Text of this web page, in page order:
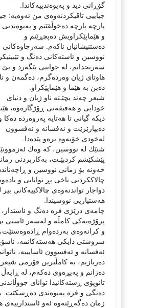
گۆڕانی دید و پەیوەندییەكاندا.
جیاییی تاقیكردنەوەی من ئەوەیە:
پارچە پارچە دەخوڵقێنم و پەیوەندیی
و هێماپێكراویش دەپچڕێنم و
دەستنیشانیان ناكەم. سەرچاوەكانی
نووسین و ئاستەكانی دەنگ و
سەرنجدانم، لە جوانیی بێگەرد و بێ
هاوتای ژیان وەردەگرم، دەگمەن و
دەبن بە هێما و هێماپێكراو.
شیعر چەند بچێـتە ناو ژیان و دنیای
خودایی و هەقیقەتی ڕۆژگارەوە،
دیكە گیانی تا هەتایە پەروەردە دەكا
دەیپارێزێت و ئەفسانە و ئەفسوون
لەخودی خۆیەوە برەو پێدەدا.
شتێك لە نووسین، كە وەك
پێشكێشم كردبێـت، بەكاربردنی
خەونە بۆ زمانی نووسین و
چالاككردنی ناخی پڕ توانایی و
دواجار تواندنەوەی چالاكییەكانی بیر
هەستیاریی نووسیندا.
چامەی درێژی فرە دەنگ و ئاستدار،
پرۆژەیەكی كامڵە و لەسەر ئاستی
و كرانەوەی بەردەوام ڕادەوەستێت،
سروشتی دایكی هەستەكانمە،
ئەفسانە و ئەفسوون ئاسایییە،
دەربازبم، بە كامڵترین فۆرمی
دەزانم و پەیڕەوی دەكەم، لە
تانوپۆی ڕستەكانیدا توانای
دەنگی و فرە پەیوەندی دەڕسكێت.
زمان دەگەڕێتەوە ئەو ئاستدارییەی